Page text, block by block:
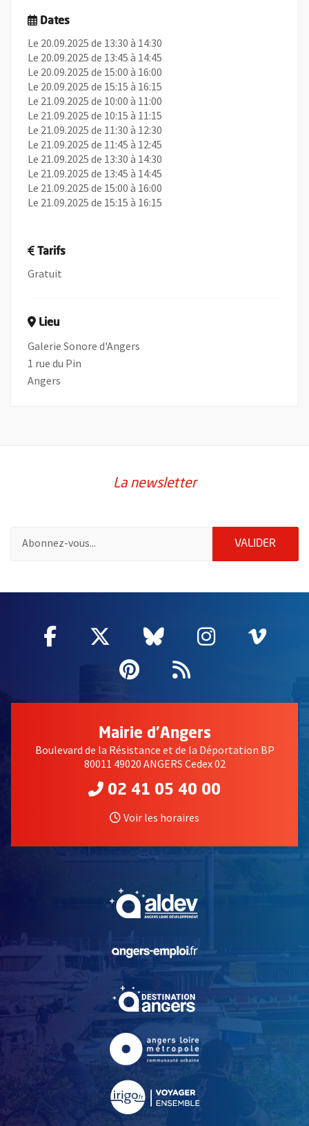
Dates
Le 20.09.2025 de 13:30 à 14:30
Le 20.09.2025 de 13:45 à 14:45
Le 20.09.2025 de 15:00 à 16:00
Le 20.09.2025 de 15:15 à 16:15
Le 21.09.2025 de 10:00 à 11:00
Le 21.09.2025 de 10:15 à 11:15
Le 21.09.2025 de 11:30 à 12:30
Le 21.09.2025 de 11:45 à 12:45
Le 21.09.2025 de 13:30 à 14:30
Le 21.09.2025 de 13:45 à 14:45
Le 21.09.2025 de 15:00 à 16:00
Le 21.09.2025 de 15:15 à 16:15
Tarifs
Gratuit
Lieu
Galerie Sonore d'Angers
1 rue du Pin
Angers
La newsletter
VALIDER
Facebook
, Ouvre une nouvelle fenêtre
Twitter
, Ouvre une nouvelle
Bluesky
, Ouvre une
Instagram
, Ouvre
,
Pinterest
, Ouvre une
Flux RSS
Mairie d'Angers
Boulevard de la Résistance et de la Déportation BP
80011 49020 ANGERS Cedex 02
02 41 05 40 00
Voir les horaires
, Ouvre une nouvelle
, Ouvre une nouvelle